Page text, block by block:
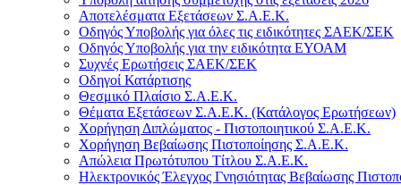
Αποτελέσματα Εξετάσεων Σ.Α.Ε.Κ.
Οδηγός Υποβολής για όλες τις ειδικότητες ΣΑΕΚ/ΣΕΚ
Οδηγός Υποβολής για την ειδικότητα ΕΥΟΑΜ
Συχνές Ερωτήσεις ΣΑΕΚ/ΣΕΚ
Οδηγοί Κατάρτισης
Θεσμικό Πλαίσιο Σ.Α.Ε.Κ.
Θέματα Εξετάσεων Σ.Α.Ε.Κ. (Κατάλογος Ερωτήσεων)
Χορήγηση Διπλώματος - Πιστοποιητικού Σ.Α.Ε.Κ.
Χορήγηση Βεβαίωσης Πιστοποίησης Σ.Α.Ε.Κ.
Απώλεια Πρωτότυπου Τίτλου Σ.Α.Ε.Κ.
Ηλεκτρονικός Έλεγχος Γνησιότητας Βεβαίωσης